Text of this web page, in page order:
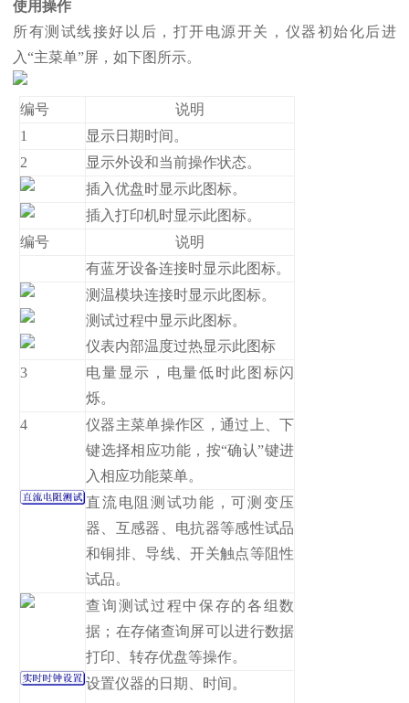
使用操作
所有测试线接好以后，打开电源开关，仪器初始化后进
入“主菜单”屏，如下图所示。
编号
说明
1
显示日期时间。
2
显示外设和当前操作状态。
插入优盘时显示此图标。
插入打印机时显示此图标。
编号
说明
有蓝牙设备连接时显示此图标。
测温模块连接时显示此图标。
测试过程中显示此图标。
仪表内部温度过热显示此图标
3
电量显示，电量低时此图标闪
烁。
4
仪器主菜单操作区，通过上、下
键选择相应功能，按“确认”键进
入相应功能菜单。
直流电阻测试功能，可测变压
器、互感器、电抗器等感性试品
和铜排、导线、开关触点等阻性
试品。
查询测试过程中保存的各组数
据；在存储查询屏可以进行数据
打印、转存优盘等操作。
设置仪器的日期、时间。